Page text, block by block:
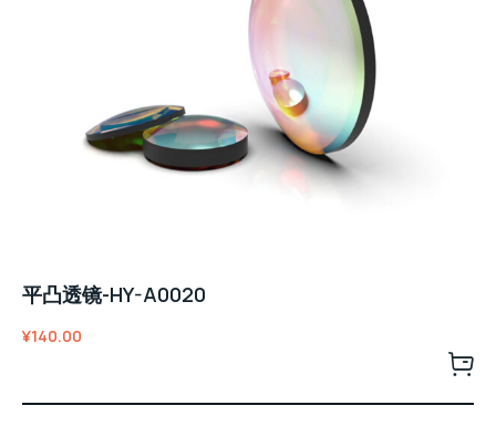
平凸透镜-HY-A0020
¥140.00